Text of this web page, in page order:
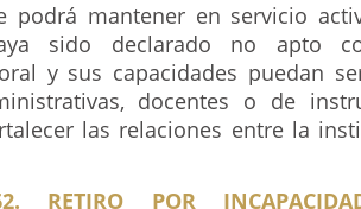
podrá mantener en servicio
sido declarado no apto
y sus capacidades puedan
docentes o de
las relaciones entre la
RETIRO POR